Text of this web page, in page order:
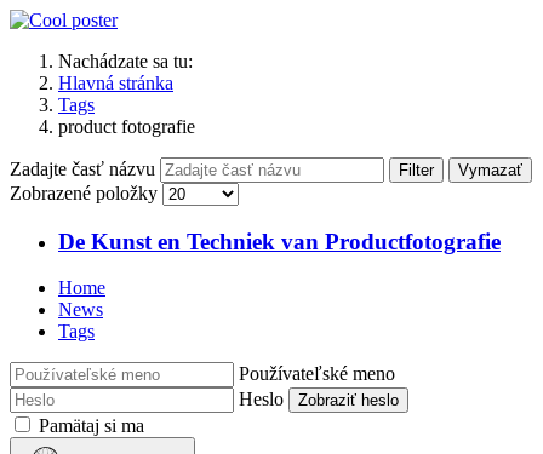
Nachádzate sa tu:
Hlavná stránka
Tags
product fotografie
Zadajte časť názvu Filter Vymazať
Zobrazené položky
De Kunst en Techniek van Productfotografie
Home
News
Tags
Používateľské meno
Heslo
Zobraziť heslo
Pamätaj si ma